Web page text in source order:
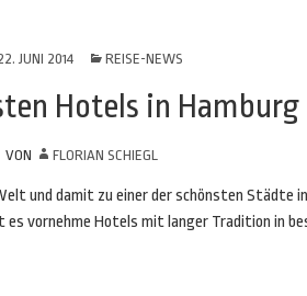
JUNI 2014 REISE-NEWS
Hotels in Hamburg
VON FLORIAN SCHIEGL
und damit zu einer der schönsten Städte
vornehme Hotels mit langer Tradition in